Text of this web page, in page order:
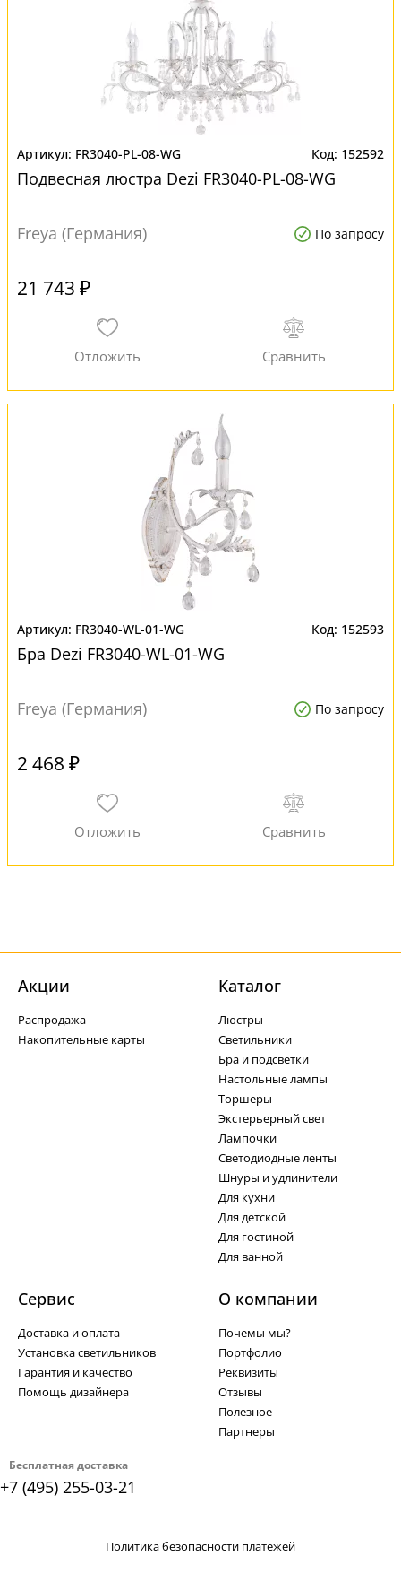
FR3040-PL-08-WG 152592
Подвесная люстра Dezi FR3040-PL-08-WG
Freya (Германия) По запросу
21 743 ₽
FR3040-WL-01-WG 152593
Бра Dezi FR3040-WL-01-WG
Freya (Германия) По запросу
2 468 ₽
Бесплатная доставка
+7 (495) 255-03-21
Акции
Распродажа
Накопительные карты
Каталог
Люстры
Светильники
Бра и подсветки
Настольные лампы
Торшеры
Экстерьерный свет
Лампочки
Светодиодные ленты
Шнуры и удлинители
Для кухни
Для детской
Для гостиной
Для ванной
Сервис
Доставка и оплата
Установка светильников
Гарантия и качество
Помощь дизайнера
О компании
Почемы мы?
Портфолио
Реквизиты
Отзывы
Полезное
Партнеры
Политика безопасности платежей